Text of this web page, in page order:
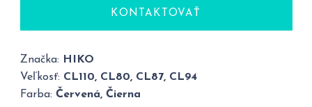
KONTAKTOVAŤ
Značka:
HIKO
Veľkosť: CL110, CL80, CL87, CL94
Farba: Červená, Čierna